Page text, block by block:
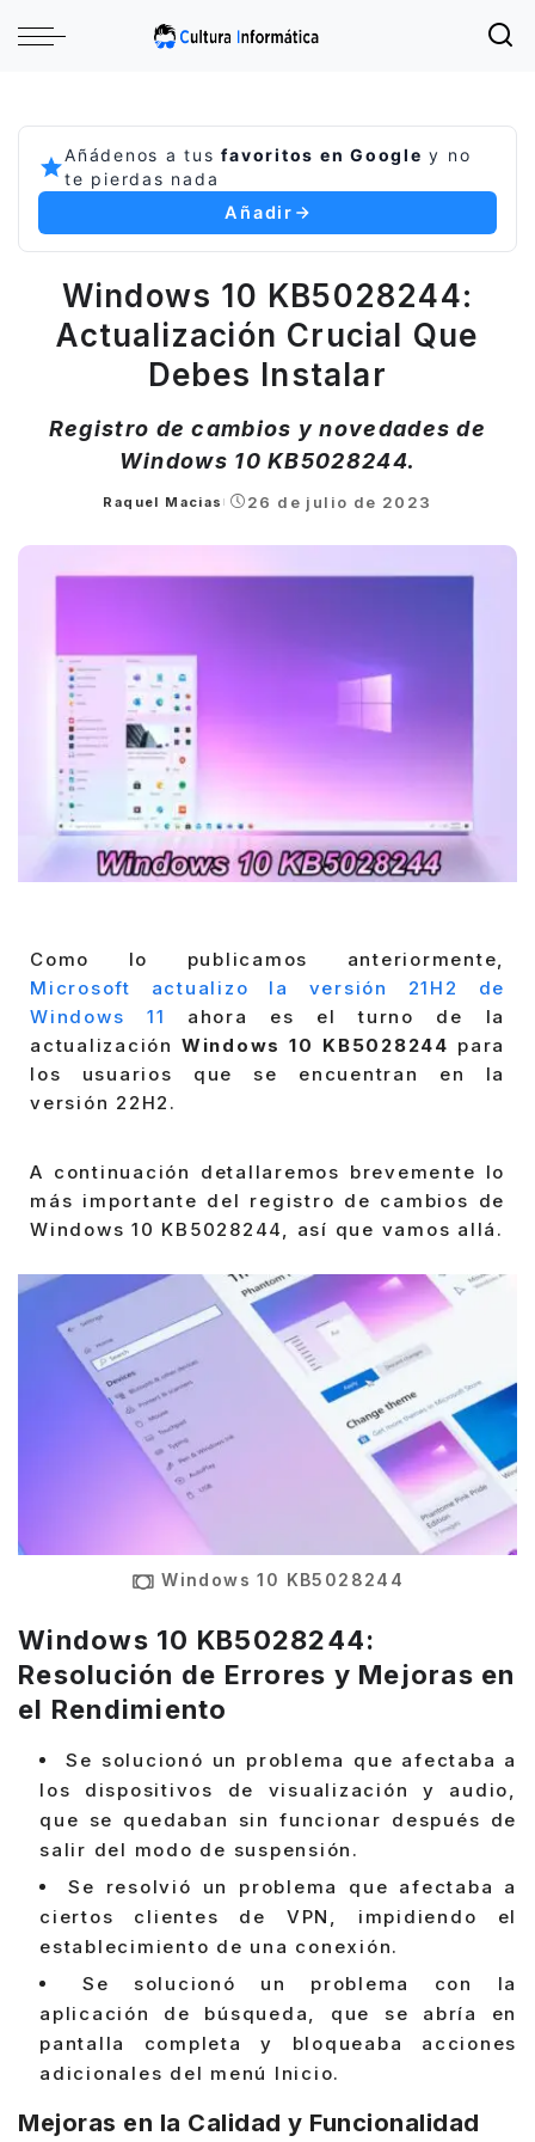
Añádenos a tusfavoritos en Google y no
te pierdas nada
Añadir
Windows 10 KB5028244:
Actualización Crucial Que
Debes Instalar
Registro de cambios y novedades de
Windows 10 KB5028244.
Posted
Raquel Macias 26 de julio de 2023
Como lo publicamos anteriormente,
Microsoft actualizo la versión 21H2 de
Windows 11
ahora es el turno de la
actualización Windows 10 KB5028244 para
los usuarios que se encuentran en la
versión 22H2.
A continuación detallaremos brevemente lo
más importante del registro de cambios de
Windows 10 KB5028244, así que vamos allá.
Windows 10 KB5028244
Windows 10 KB5028244:
Resolución de Errores y Mejoras en
el Rendimiento
Se solucionó un problema que afectaba a
los dispositivos de visualización y audio,
que se quedaban sin funcionar después de
salir del modo de suspensión.
Se resolvió un problema que afectaba a
ciertos clientes de VPN, impidiendo el
establecimiento de una conexión.
Se solucionó un problema con la
aplicación de búsqueda, que se abría en
pantalla completa y bloqueaba acciones
adicionales del menú Inicio.
Mejoras en la Calidad y Funcionalidad